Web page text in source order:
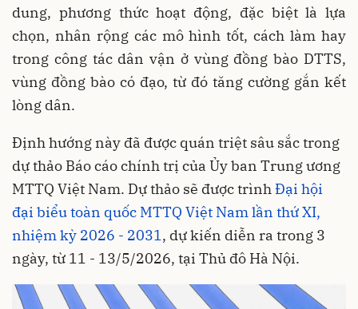
dung, phương thức hoạt động, đặc biệt là lựa
chọn, nhân rộng các mô hình tốt, cách làm hay
trong công tác dân vận ở vùng đồng bào DTTS,
vùng đồng bào có đạo, từ đó tăng cường gắn kết
lòng dân.
Định hướng này đã được quán triệt sâu sắc trong
dự thảo Báo cáo chính trị của Ủy ban Trung ương
MTTQ Việt Nam. Dự thảo sẽ được trìnhĐại hội
đại biểu toàn quốc MTTQ Việt Nam lần thứ XI,
nhiệm kỳ 2026 - 2031, dự kiến diễn ra trong 3
ngày, từ 11 - 13/5/2026, tại Thủ đô Hà Nội.